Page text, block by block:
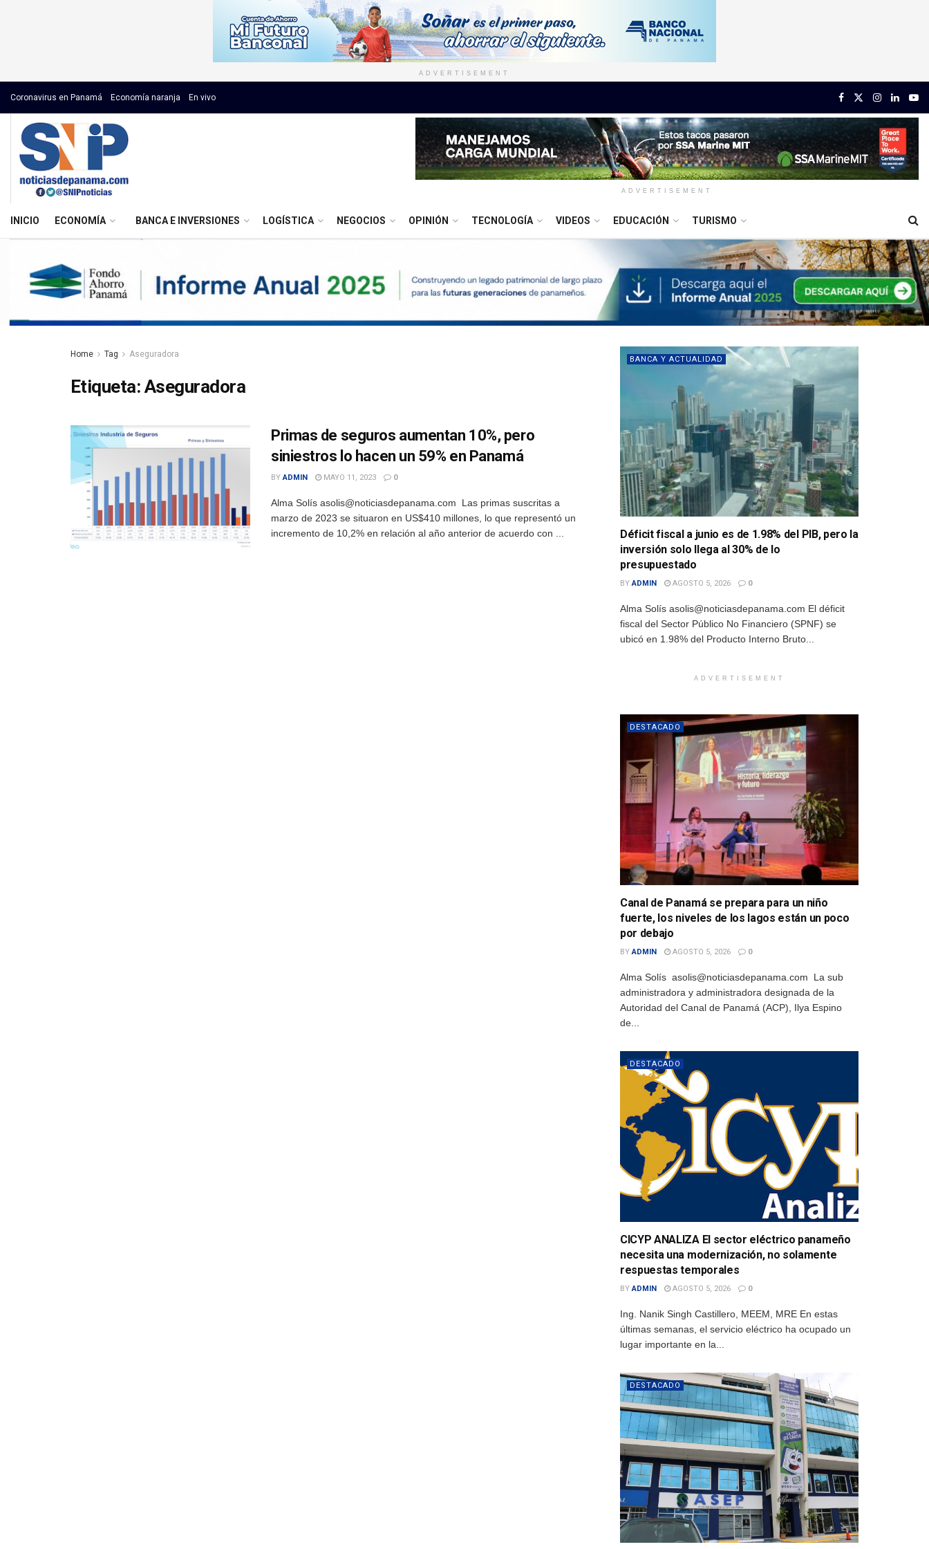
ADVERTISEMENT
Coronavirus en Panamá Economía naranja En vivo
ADVERTISEMENT
INICIO ECONOMÍA BANCA E INVERSIONES LOGÍSTICA NEGOCIOS OPINIÓN TECNOLOGÍA VIDEOS EDUCACIÓN TURISMO
Home Tag Aseguradora
Etiqueta: Aseguradora
Primas de seguros aumentan 10%, pero
siniestros lo hacen un 59% en Panamá
BY ADMIN MAYO 11, 2023 0
Alma Solís asolis@noticiasdepanama.com Las primas suscritas a
marzo de 2023 se situaron en US$410 millones, lo que representó un
incremento de 10,2% en relación al año anterior de acuerdo con ...
BANCA Y ACTUALIDAD
Déficit fiscal a junio es de 1.98% del PIB, pero la
inversión solo llega al 30% de lo
presupuestado
BY ADMIN AGOSTO 5, 2026 0
Alma Solís asolis@noticiasdepanama.com El déficit
fiscal del Sector Público No Financiero (SPNF) se
ubicó en 1.98% del Producto Interno Bruto...
ADVERTISEMENT
DESTACADO
Canal de Panamá se prepara para un niño
fuerte, los niveles de los lagos están un poco
por debajo
BY ADMIN AGOSTO 5, 2026 0
Alma Solís asolis@noticiasdepanama.com La sub
administradora y administradora designada de la
Autoridad del Canal de Panamá (ACP), Ilya Espino
de...
DESTACADO
CICYP ANALIZA El sector eléctrico panameño
necesita una modernización, no solamente
respuestas temporales
BY ADMIN AGOSTO 5, 2026 0
Ing. Nanik Singh Castillero, MEEM, MRE En estas
últimas semanas, el servicio eléctrico ha ocupado un
lugar importante en la...
DESTACADO